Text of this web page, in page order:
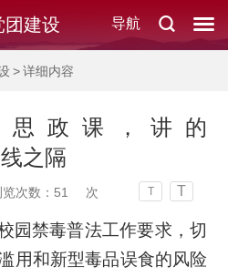
导航
团建设
>详细内容
政课，讲的
线之隔
次数： 51 次 T T
园禁毒普法工作要求，切
用和新型毒品误食的风险